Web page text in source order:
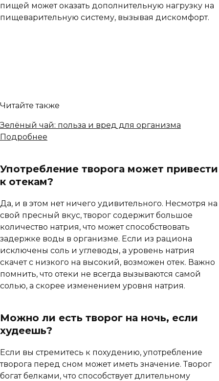
пищей может оказать дополнительную нагрузку на
пищеварительную систему, вызывая дискомфорт.
Читайте также
Зелёный чай: польза и вред для организма
Подробнее
Употребление творога может привести
к отекам?
Да, и в этом нет ничего удивительного. Несмотря на
свой пресный вкус, творог содержит большое
количество натрия, что может способствовать
задержке воды в организме. Если из рациона
исключены соль и углеводы, а уровень натрия
скачет с низкого на высокий, возможен отек. Важно
помнить, что отеки не всегда вызываются самой
солью, а скорее изменением уровня натрия.
Можно ли есть творог на ночь, если
худеешь?
Если вы стремитесь к похудению, употребление
творога перед сном может иметь значение. Творог
богат белками, что способствует длительному